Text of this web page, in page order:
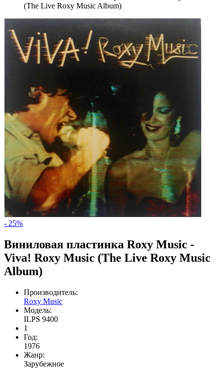
(The Live Roxy Music Album)
- 25%
Виниловая пластинка Roxy Music -
Viva! Roxy Music (The Live Roxy Music
Album)
Производитель:
Roxy Music
Модель:
ILPS 9400
1
Год:
1976
Жанр:
Зарубежное